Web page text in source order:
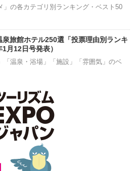
」の各カテゴリ別ランキング・ベスト50
旅館ホテル250選「投票理由別ランキ
月12日号発表）
「温泉・浴場」「施設」「雰囲気」のベ